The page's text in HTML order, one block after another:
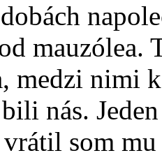
mauzólea.
medzi nimi
nás.
vrátil som